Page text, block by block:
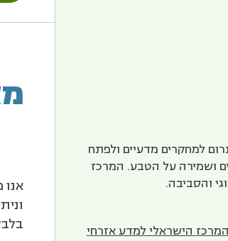
למחקרים מדעיים ולפתח
ושמירה על הטבע. המרכז
והסביבה.
הישראלי למדע אזרחי
אנו